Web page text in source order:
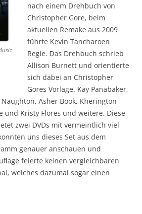
nach einem Drehbuch von
Christopher Gore, beim
aktuellen Remake aus 2009
führte Kevin Tancharoen
Regie. Das Drehbuch schrieb
Allison Burnett und orientierte
sich dabei an Christopher
Gores Vorlage. Kay Panabaker,
Asher Book, Kherington
und Kristy Flores und weitere. Diese
zwei DVDs mit vermeintlich viel
uns dieses Set aus dem
genauer anschauen und
feierte keinen vergleichbaren
welches dazumal sogar einen